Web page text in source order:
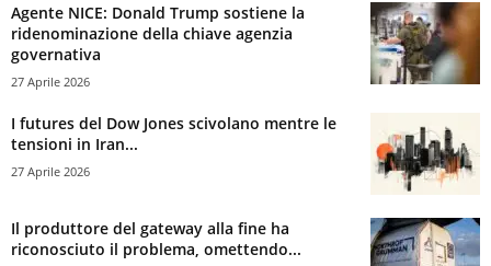
Agente NICE: Donald Trump sostiene la
ridenominazione della chiave agenzia
governativa
27 Aprile 2026
I futures del Dow Jones scivolano mentre le
tensioni in Iran...
27 Aprile 2026
Il produttore del gateway alla fine ha
riconosciuto il problema, omettendo...